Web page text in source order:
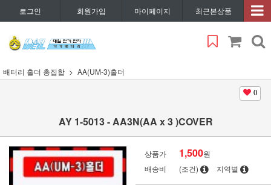
로그인 회원가입 마이페이지 최근본상품
배터리 홀더 총집합 AA(UM-3)홀더
0
AY 1-5013 - AA3N(AA x 3 )COVER
상품가 1,500원
배송비
(조건) 지역별